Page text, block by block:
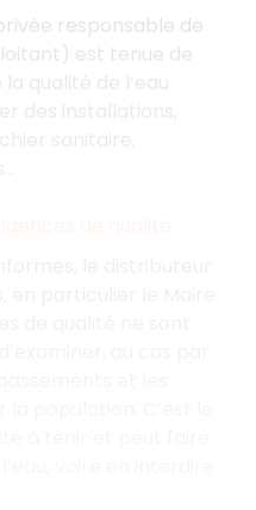
responsable de
est tenue de